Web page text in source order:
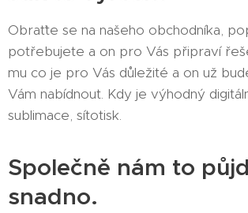
Obraťte se na našeho obchodníka,
potřebujete a on pro Vás připraví
mu co je pro Vás důležité a on už
Vám nabídnout. Kdy je výhodný
sublimace, sítotisk.
Společně nám to
snadno.